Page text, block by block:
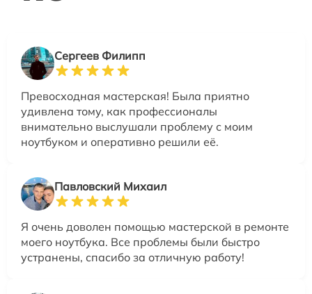
Сергеев Филипп
Превосходная мастерская! Была приятно
удивлена тому, как профессионалы
внимательно выслушали проблему с моим
ноутбуком и оперативно решили её.
Павловский Михаил
Я очень доволен помощью мастерской в ремонте
моего ноутбука. Все проблемы были быстро
устранены, спасибо за отличную работу!